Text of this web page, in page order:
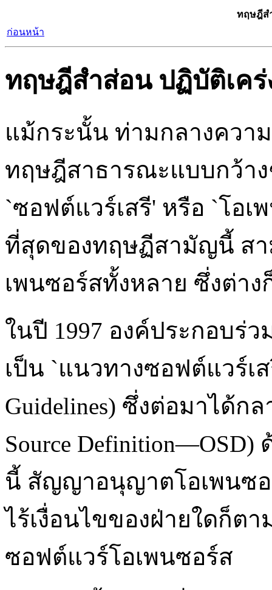
ทฤษฎีส
ก่อนหน้า
ทฤษฎีสำส่อน ปฏิบัติเคร่
แม้กระนั้น ท่ามกลางควา
ทฤษฎีสาธารณะแบบกว้า
`ซอฟต์แวร์เสรี' หรือ `โอ
ที่สุดของทฤษฏีสามัญนี้ ส
เพนซอร์สทั้งหลาย ซึ่งต่า
ในปี 1997 องค์ประกอบร่
เป็น `แนวทางซอฟต์แวร์เส
Guidelines) ซึ่งต่อมาได้ก
Source
นี้ สัญญาอนุญาตโอเพนซอ
ไร้เงื่อนไขของฝ่ายใดก็ต
ซอฟต์แวร์โอเพนซอร์ส